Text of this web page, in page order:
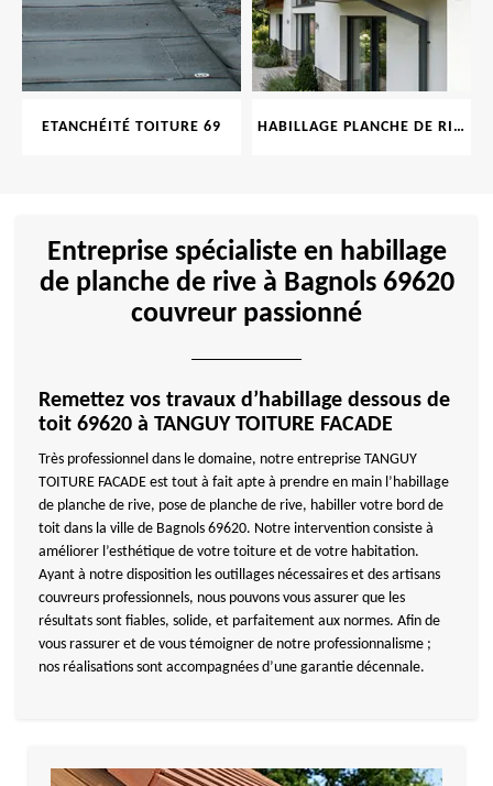
ETANCHÉITÉ TOITURE 69 HABILLAGE PLANCHE DE RIVE 69
Entreprise spécialiste en habillage
de planche de rive à Bagnols 69620
couvreur passionné
Remettez vos travaux d’habillage dessous de
toit 69620 à TANGUY TOITURE FACADE
Très professionnel dans le domaine, notre entreprise TANGUY
TOITURE FACADE est tout à fait apte à prendre en main l’habillage
de planche de rive, pose de planche de rive, habiller votre bord de
toit dans la ville de Bagnols 69620. Notre intervention consiste à
améliorer l’esthétique de votre toiture et de votre habitation.
Ayant à notre disposition les outillages nécessaires et des artisans
couvreurs professionnels, nous pouvons vous assurer que les
résultats sont fiables, solide, et parfaitement aux normes. Afin de
vous rassurer et de vous témoigner de notre professionnalisme ;
nos réalisations sont accompagnées d’une garantie décennale.